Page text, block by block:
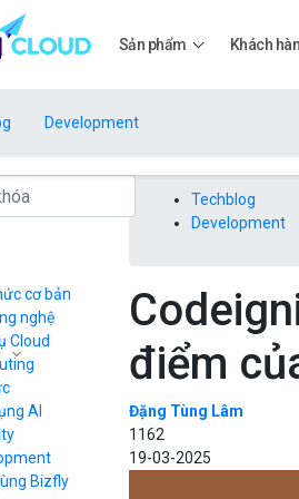
Sản phẩm
Bảng giá
Bảng giá
Khách
Development
Techblog
Development
điểm
Đặng Tùng Lâm
1162
19-03-2025
cơ bản
nghệ
Cloud
Server
Registry
AI
Bizfly